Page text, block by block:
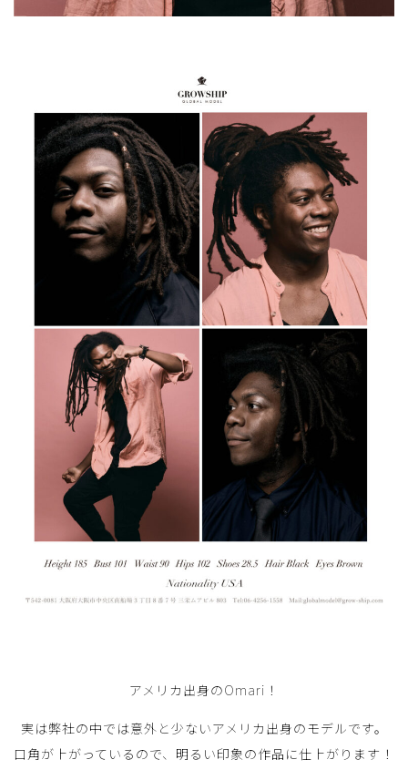
アメリカ出身のOmari！
実は弊社の中では意外と少ないアメリカ出身のモデルです。
口角が上がっているので、明るい印象の作品に仕上がります！